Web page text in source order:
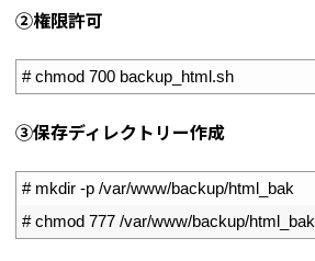
➁権限許可
# chmod 700 backup_html.sh
➂保存ディレクトリー作成
# mkdir -p /var/www/backup/html_bak
# chmod 777 /var/www/backup/html_bak